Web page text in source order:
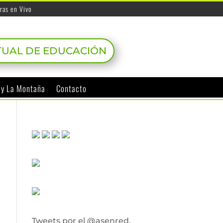
en Vivo
DE EDUCACIÓN
La Montaña Contacto
Tweets por el @asenred.